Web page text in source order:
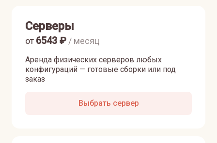
Серверы
Аренда физических серверов любых
конфигураций — готовые сборки или под
заказ
от 6543 ₽ / месяц
Выбрать сервер